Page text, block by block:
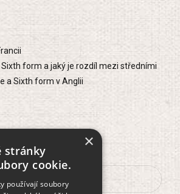
form a jaký je rozdíl mezi středními
a Sixth form v Anglii
×
stránky
cookie.
používají soubory